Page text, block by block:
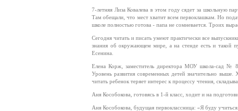
7-летняя Лиза Ковалева в этом году сядет за школьную
Там обещали, что мест хватит всем первоклашкам. Но
школе полностью готова - папа не сомневается. Троих
Сегодня читать и писать умеют практически все
знания об окружающем мире, а на стенде есть и такой
Есенина.
Елена Корж, заместитель директора МОУ школа-сад №
Уровень развития современных детей значительно
читать ребенок теряет интерес к процессу чтения,
Аня Кособокова, готовясь в 1-й класс, ходит и на
Аня Кособокова, будущая первоклассница: «Я буду